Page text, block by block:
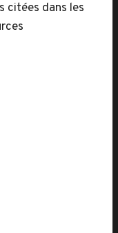
citées dans les